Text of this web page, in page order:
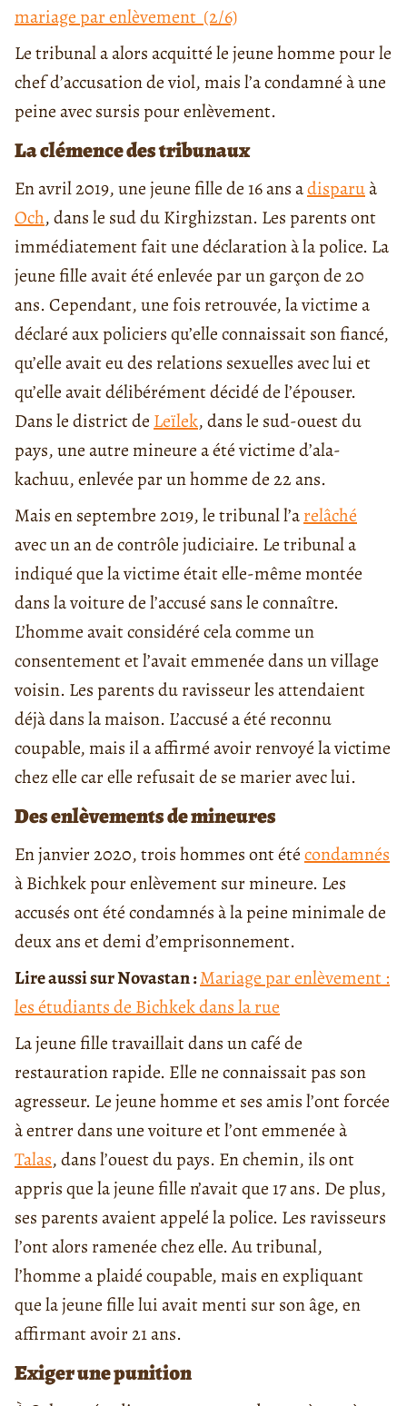
mariage par enlèvement (2/6)
Le tribunal a alors acquitté le jeune homme pour le
chef d’accusation de viol, mais l’a condamné à une
peine avec sursis pour enlèvement.
La clémence des tribunaux
En avril 2019, une jeune fille de 16 ans adisparuà
Och, dans le sud du Kirghizstan. Les parents ont
immédiatement fait une déclaration à la police. La
jeune fille avait été enlevée par un garçon de 20
ans. Cependant, une fois retrouvée, la victime a
déclaré aux policiers qu’elle connaissait son fiancé,
qu’elle avait eu des relations sexuelles avec lui et
qu’elle avait délibérément décidé de l’épouser.
Dans le district de Leïlek, dans le sud-ouest du
pays, une autre mineure a été victime d’ala-
kachuu, enlevée par un homme de 22 ans.
Mais en septembre 2019, le tribunal l’arelâché
avec un an de contrôle judiciaire. Le tribunal a
indiqué que la victime était elle-même montée
dans la voiture de l’accusé sans le connaître.
L’homme avait considéré cela comme un
consentement et l’avait emmenée dans un village
voisin. Les parents du ravisseur les attendaient
déjà dans la maison. L’accusé a été reconnu
coupable, mais il a affirmé avoir renvoyé la victime
chez elle car elle refusait de se marier avec lui.
Des enlèvements de mineures
En janvier 2020, trois hommes ont étécondamnés
à Bichkek pour enlèvement sur mineure. Les
accusés ont été condamnés à la peine minimale de
deux ans et demi d’emprisonnement.
Lire aussi sur Novastan :Mariage par enlèvement :
les étudiants de Bichkek dans la rue
La jeune fille travaillait dans un café de
restauration rapide. Elle ne connaissait pas son
agresseur. Le jeune homme et ses amis l’ont forcée
à entrer dans une voiture et l’ont emmenée à
Talas, dans l’ouest du pays. En chemin, ils ont
appris que la jeune fille n’avait que 17 ans. De plus,
ses parents avaient appelé la police. Les ravisseurs
l’ont alors ramenée chez elle. Au tribunal,
l’homme a plaidé coupable, mais en expliquant
que la jeune fille lui avait menti sur son âge, en
affirmant avoir 21 ans.
Exiger une punition